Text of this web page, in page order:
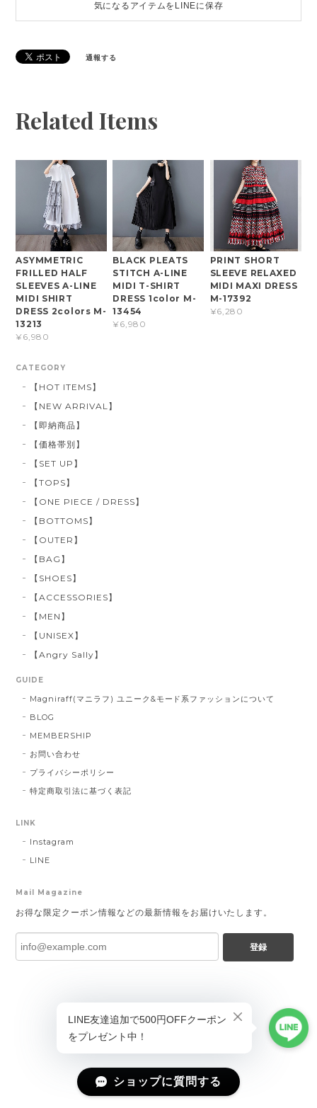
気になるアイテムをLINEに保存
通報する
Related Items
ASYMMETRIC
FRILLED HALF
SLEEVES A-LINE
MIDI SHIRT
DRESS 2colors M-
13213
¥6,980
BLACK PLEATS
STITCH A-LINE
MIDI T-SHIRT
DRESS 1color M-
13454
¥6,980
PRINT SHORT
SLEEVE RELAXED
MIDI MAXI DRESS
M-17392
¥6,280
CATEGORY
【HOT ITEMS】
【NEW ARRIVAL】
【即納商品】
【価格帯別】
【SET UP】
【TOPS】
【ONE PIECE / DRESS】
【BOTTOMS】
【OUTER】
【BAG】
【SHOES】
【ACCESSORIES】
【MEN】
【UNISEX】
【Angry Sally】
GUIDE
Magniraff(マニラフ) ユニーク&モード系ファッションについて
BLOG
MEMBERSHIP
お問い合わせ
プライバシーポリシー
特定商取引法に基づく表記
LINK
Instagram
LINE
Mail Magazine
お得な限定クーポン情報などの最新情報をお届けいたします。
登録
ショップに質問する